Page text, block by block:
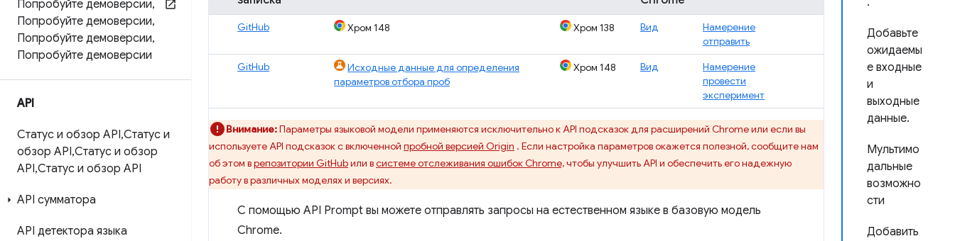
Попробуйте демоверсии,
Попробуйте демоверсии,
Попробуйте демоверсии,
Попробуйте демоверсии
API
Статус и обзор API,Статус и
обзор API,Статус и обзор
API,Статус и обзор API
API сумматора
API детектора языка
Добавьте
ожидаемы
е входные
и
выходные
данные.
Мультимо
дальные
возможно
сти
Добавить
GitHub Хром 148 Хром 138 Вид
Намерение
отправить
GitHub
Исходные данные для определения
параметров отбора проб
Хром 148 Вид
Намерение
провести
эксперимент
Внимание:Параметры языковой модели применяются исключительно к API подсказок для расширений Chrome или если вы
используете API подсказок с включенной пробной версией Origin . Если настройка параметров окажется полезной, сообщите нам
об этом врепозитории GitHubили всистеме отслеживания ошибок Chrome,чтобы улучшить API и обеспечить его надежную
работу в различных моделях и версиях.
С помощью API Prompt вы можете отправлять запросы на естественном языке в базовую модель
Chrome.